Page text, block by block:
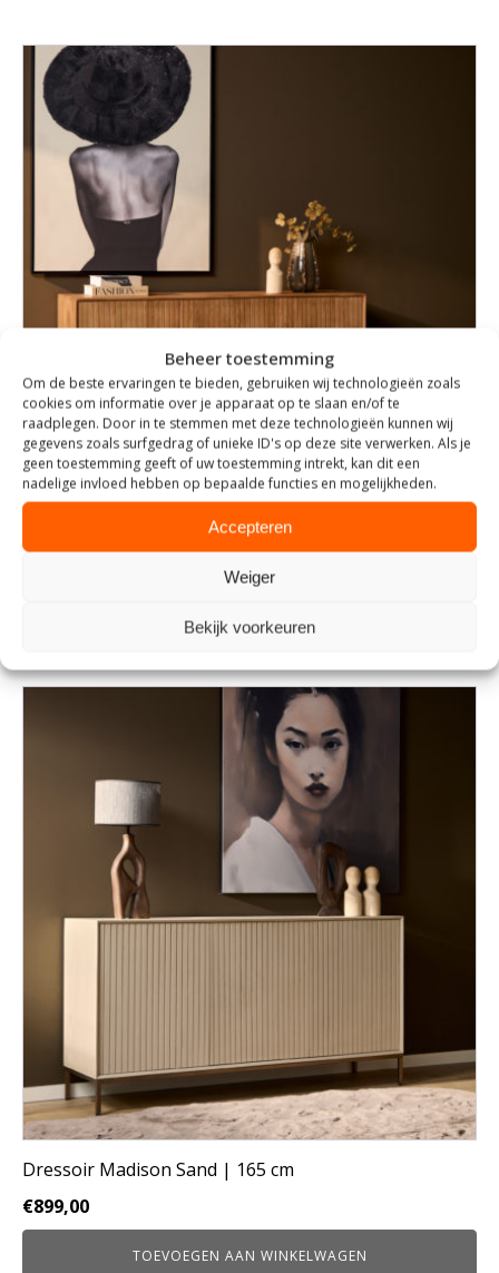
Beheer toestemming
Om de beste ervaringen te bieden, gebruiken wij technologieën zoals
cookies om informatie over je apparaat op te slaan en/of te
raadplegen. Door in te stemmen met deze technologieën kunnen wij
gegevens zoals surfgedrag of unieke ID's op deze site verwerken. Als je
geen toestemming geeft of uw toestemming intrekt, kan dit een
nadelige invloed hebben op bepaalde functies en mogelijkheden.
Accepteren
Weiger
Bekijk voorkeuren
Dressoir Madison Natuurlijk | 165 cm
Dressoir Madison Sand | 165 cm
€899,00
TOEVOEGEN AAN WINKELWAGEN